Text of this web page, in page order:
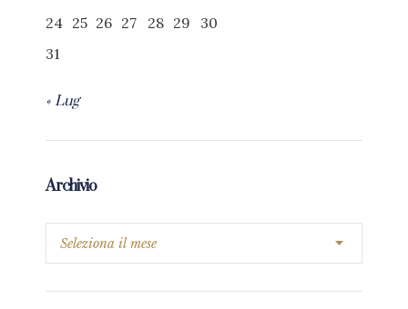
24 25 26 27 28 29
30
31
« Lug
Archivio